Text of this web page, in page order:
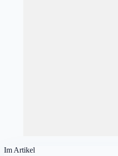
Im Artikel